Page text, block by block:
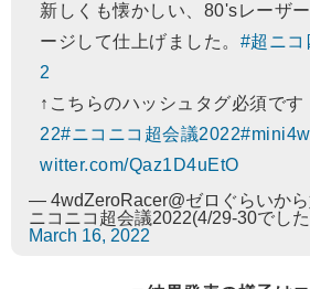
新しくも懐かしい、80'sレーザ
ージして仕上げました。 #超ニコ
2
↑こちらのハッシュタグ必須です
22#ニコニコ超会議2022
witter.com/Qaz1D4uEtO
— 4wdZeroRacer@ゼロぐらいか
ニコニコ超会議2022(4/29-30でし
March 16, 2022